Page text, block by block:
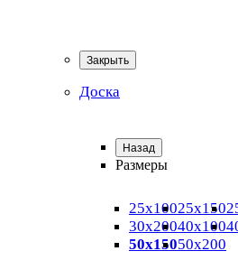
Закрыть
Доска
Назад
Размеры
25х10025х150
30х20040х100
50х15050х200